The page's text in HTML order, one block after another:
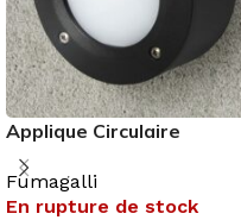
Applique Circulaire
IP66+LAMPE 4000
Fumagalli
En rupture de stock